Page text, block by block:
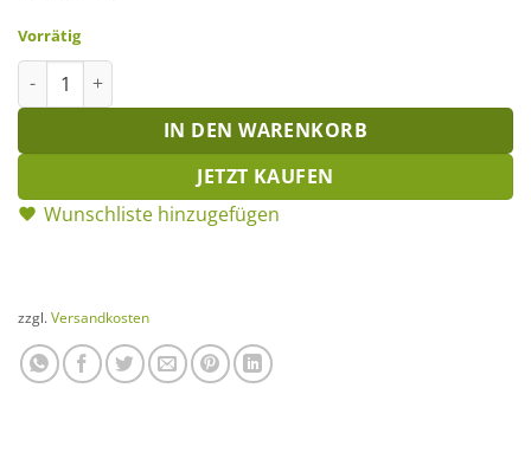
Vorrätig
Anhänger Hyazinthe Menge
IN DEN WARENKORB
JETZT KAUFEN
Wunschliste hinzugefügen
zzgl. Versandkosten